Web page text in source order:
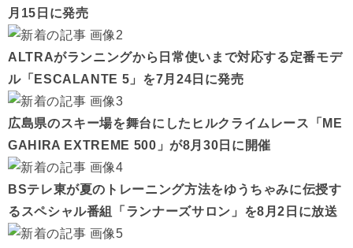
月15日に発売
ALTRAがランニングから日常使いまで対応する定番モデ
ル「ESCALANTE 5」を7月24日に発売
広島県のスキー場を舞台にしたヒルクライムレース「ME
GAHIRA EXTREME 500」が8月30日に開催
BSテレ東が夏のトレーニング方法をゆうちゃみに伝授す
るスペシャル番組「ランナーズサロン」を8月2日に放送